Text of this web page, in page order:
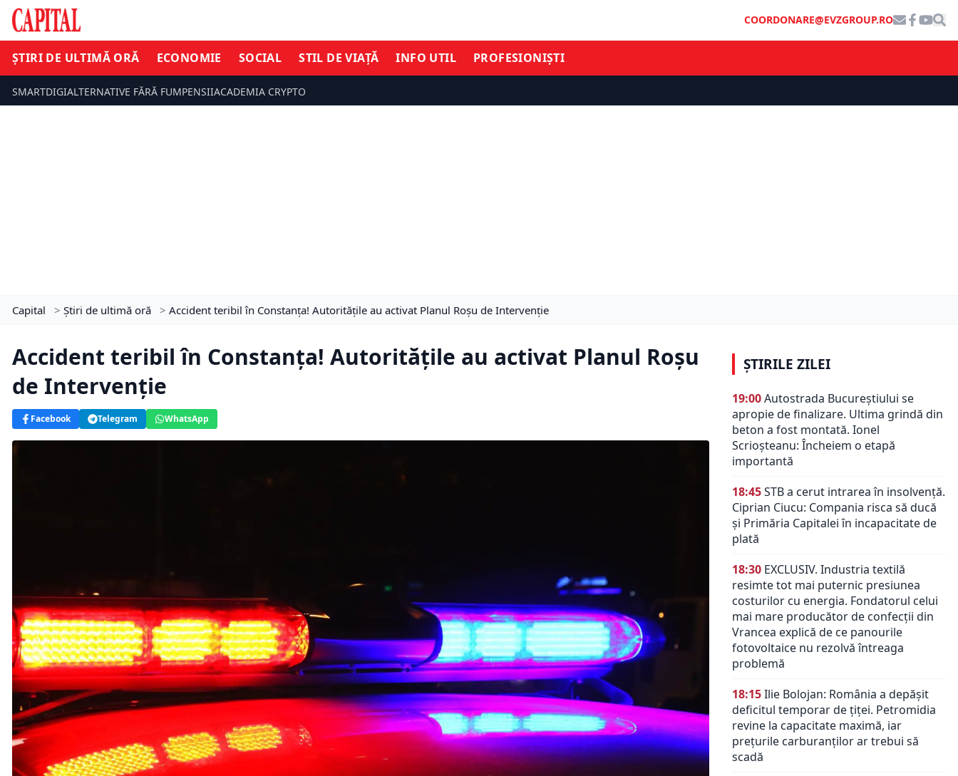
COORDONARE@EVZGROUP.RO
ȘTIRI DE ULTIMĂ ORĂ ECONOMIE SOCIAL STIL DE VIAȚĂ INFO UTIL PROFESIONIȘTI
SMARTDIGIALTERNATIVE FĂRĂ FUMPENSIIACADEMIA CRYPTO
Capital > Știri de ultimă oră > Accident teribil în Constanța! Autoritățile au activat Planul Roșu de Intervenție
Accident teribil în Constanța! Autoritățile au activat Planul Roșu
de Intervenție
Facebook Telegram WhatsApp
ȘTIRILE ZILEI
19:00Autostrada Bucureștiului se
apropie de finalizare. Ultima grindă din
beton a fost montată. Ionel
Scrioșteanu: Încheiem o etapă
importantă
18:45STB a cerut intrarea în insolvență.
Ciprian Ciucu: Compania risca să ducă
și Primăria Capitalei în incapacitate de
plată
18:30 EXCLUSIV. Industria textilă
resimte tot mai puternic presiunea
costurilor cu energia. Fondatorul celui
mai mare producător de confecții din
Vrancea explică de ce panourile
fotovoltaice nu rezolvă întreaga
problemă
18:15Ilie Bolojan: România a depășit
deficitul temporar de țiței. Petromidia
revine la capacitate maximă, iar
prețurile carburanților ar trebui să
scadă